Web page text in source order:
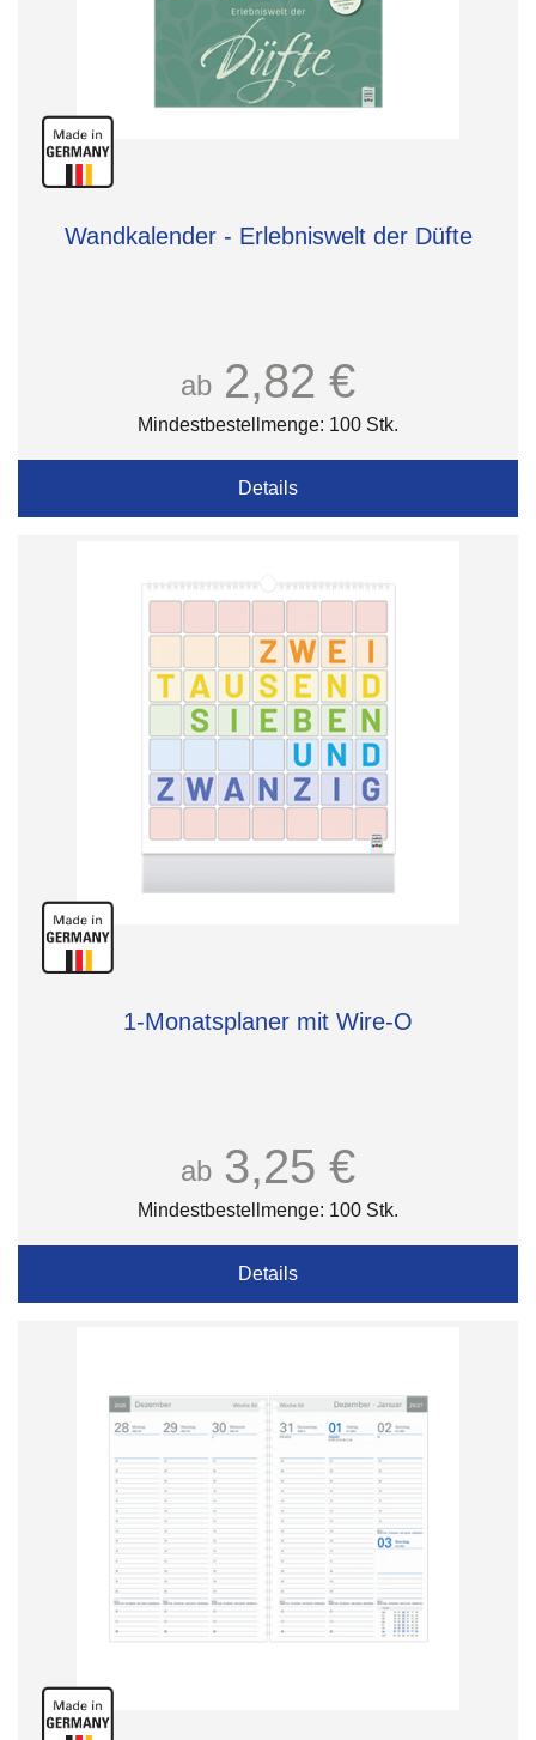
Wandkalender - Erlebniswelt der Düfte
ab 2,82 €
Mindestbestellmenge: 100 Stk.
Details
1-Monatsplaner mit Wire-O
ab 3,25 €
Mindestbestellmenge: 100 Stk.
Details